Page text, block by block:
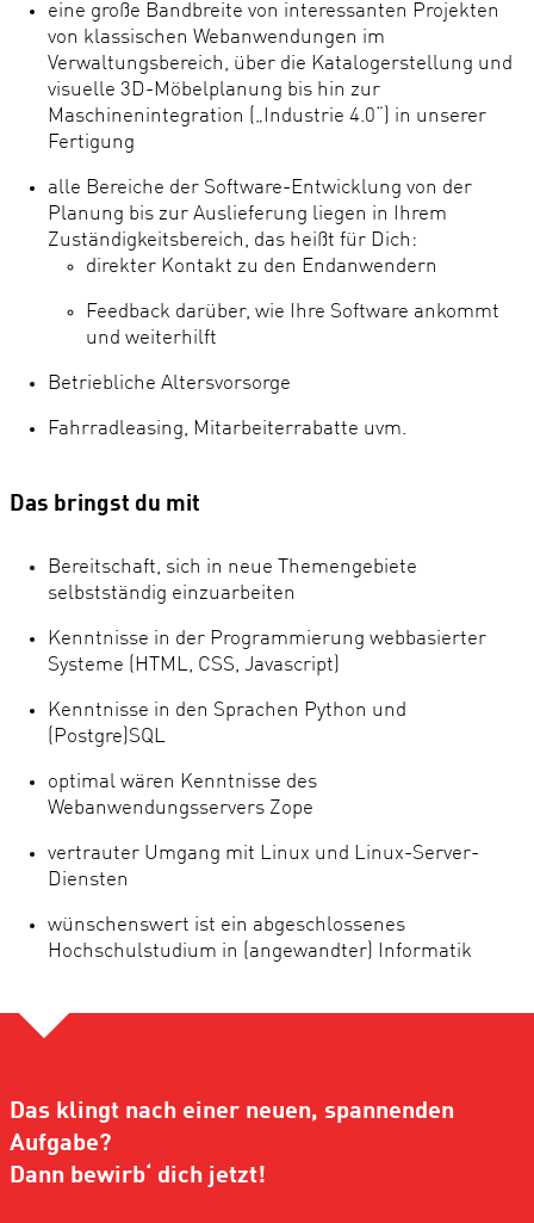
eine große Bandbreite von interessanten Projekten
von klassischen Webanwendungen im
Verwaltungsbereich, über die Katalogerstellung und
visuelle 3D-Möbelplanung bis hin zur
Maschinenintegration („Industrie 4.0“) in unserer
Fertigung
alle Bereiche der Software-Entwicklung von der
Planung bis zur Auslieferung liegen in Ihrem
Zuständigkeitsbereich, das heißt für Dich:
direkter Kontakt zu den Endanwendern
Feedback darüber, wie Ihre Software ankommt
und weiterhilft
Betriebliche Altersvorsorge
Fahrradleasing, Mitarbeiterrabatte uvm.
Das bringst du mit
Bereitschaft, sich in neue Themengebiete
selbstständig einzuarbeiten
Kenntnisse in der Programmierung webbasierter
Systeme (HTML, CSS, Javascript)
Kenntnisse in den Sprachen Python und
(Postgre)SQL
optimal wären Kenntnisse des
Webanwendungsservers Zope
vertrauter Umgang mit Linux und Linux-Server-
Diensten
wünschenswert ist ein abgeschlossenes
Hochschulstudium in (angewandter) Informatik
Das klingt nach einer neuen, spannenden
Aufgabe?
Dann bewirb‘ dich jetzt!